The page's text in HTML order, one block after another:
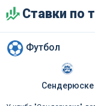
Ставки по
Футбол
Сендерюске